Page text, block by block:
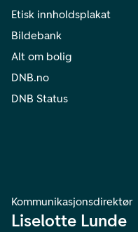
Etisk innholdsplakat
Bildebank
Alt om bolig
DNB.no
DNB Status
Kommunikasjonsdirektør
Liselotte Lunde